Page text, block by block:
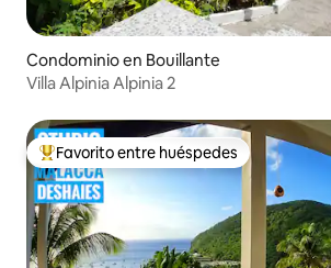
Condominio en Bouillante
Villa Alpinia Alpinia 2
De los mejores en Favorito entre
Favorito entre huéspedes